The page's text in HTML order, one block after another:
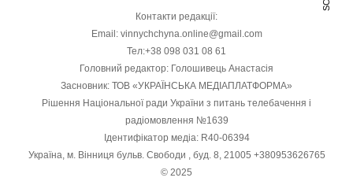
Контакти редакції:
Email: vinnychchyna.online@gmail.com
Тел:+38 098 031 08 61
Головний редактор: Голошивець Анастасія
Засновник: ТОВ «УКРАЇНСЬКА МЕДІАПЛАТФОРМА»
Рішення Національної ради України з питань телебачення і
радіомовлення №1639
Ідентифікатор медіа: R40-06394
Україна, м. Вінниця бульв. Свободи , буд. 8, 21005 +380953626765
© 2025